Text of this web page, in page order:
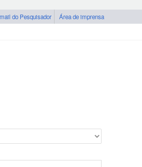
do Pesquisador Área de imprensa